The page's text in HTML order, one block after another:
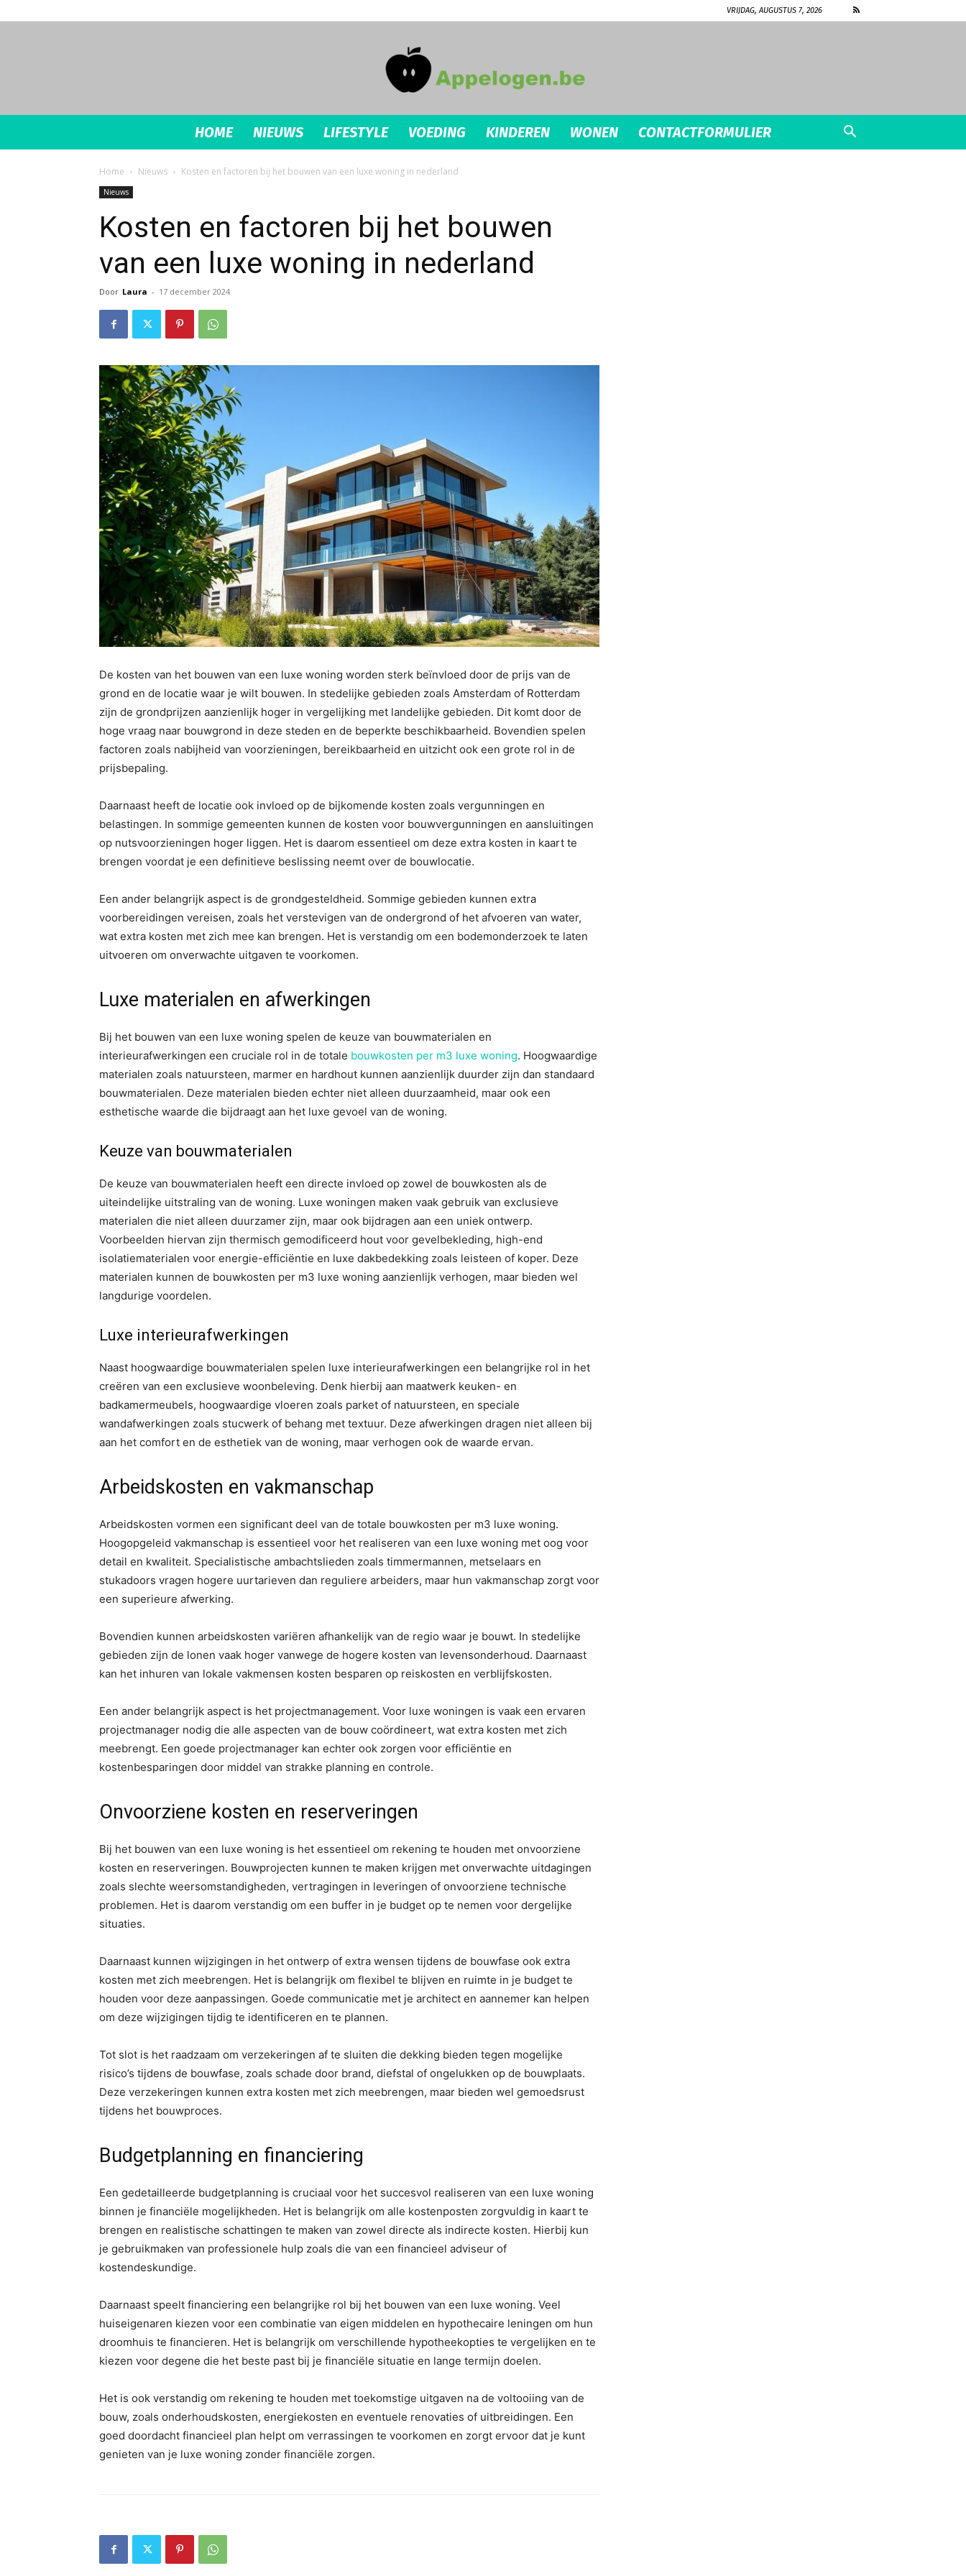
VRIJDAG, AUGUSTUS 7, 2026
appelogen.be
HOME NIEUWS LIFESTYLE VOEDING KINDEREN WONEN CONTACTFORMULIER
Home Nieuws Kosten en factoren bij het bouwen van een luxe woning in nederland
Nieuws
Kosten en factoren bij het bouwen
van een luxe woning in nederland
Door Laura - 17 december 2024
De kosten van het bouwen van een luxe woning worden sterk beïnvloed door de prijs van de
grond en de locatie waar je wilt bouwen. In stedelijke gebieden zoals Amsterdam of Rotterdam
zijn de grondprijzen aanzienlijk hoger in vergelijking met landelijke gebieden. Dit komt door de
hoge vraag naar bouwgrond in deze steden en de beperkte beschikbaarheid. Bovendien spelen
factoren zoals nabijheid van voorzieningen, bereikbaarheid en uitzicht ook een grote rol in de
prijsbepaling.
Daarnaast heeft de locatie ook invloed op de bijkomende kosten zoals vergunningen en
belastingen. In sommige gemeenten kunnen de kosten voor bouwvergunningen en aansluitingen
op nutsvoorzieningen hoger liggen. Het is daarom essentieel om deze extra kosten in kaart te
brengen voordat je een definitieve beslissing neemt over de bouwlocatie.
Een ander belangrijk aspect is de grondgesteldheid. Sommige gebieden kunnen extra
voorbereidingen vereisen, zoals het verstevigen van de ondergrond of het afvoeren van water,
wat extra kosten met zich mee kan brengen. Het is verstandig om een bodemonderzoek te laten
uitvoeren om onverwachte uitgaven te voorkomen.
Luxe materialen en afwerkingen
Bij het bouwen van een luxe woning spelen de keuze van bouwmaterialen en
interieurafwerkingen een cruciale rol in de totale bouwkosten per m3 luxe woning. Hoogwaardige
materialen zoals natuursteen, marmer en hardhout kunnen aanzienlijk duurder zijn dan standaard
bouwmaterialen. Deze materialen bieden echter niet alleen duurzaamheid, maar ook een
esthetische waarde die bijdraagt aan het luxe gevoel van de woning.
Keuze van bouwmaterialen
De keuze van bouwmaterialen heeft een directe invloed op zowel de bouwkosten als de
uiteindelijke uitstraling van de woning. Luxe woningen maken vaak gebruik van exclusieve
materialen die niet alleen duurzamer zijn, maar ook bijdragen aan een uniek ontwerp.
Voorbeelden hiervan zijn thermisch gemodificeerd hout voor gevelbekleding, high-end
isolatiematerialen voor energie-efficiëntie en luxe dakbedekking zoals leisteen of koper. Deze
materialen kunnen de bouwkosten per m3 luxe woning aanzienlijk verhogen, maar bieden wel
langdurige voordelen.
Luxe interieurafwerkingen
Naast hoogwaardige bouwmaterialen spelen luxe interieurafwerkingen een belangrijke rol in het
creëren van een exclusieve woonbeleving. Denk hierbij aan maatwerk keuken- en
badkamermeubels, hoogwaardige vloeren zoals parket of natuursteen, en speciale
wandafwerkingen zoals stucwerk of behang met textuur. Deze afwerkingen dragen niet alleen bij
aan het comfort en de esthetiek van de woning, maar verhogen ook de waarde ervan.
Arbeidskosten en vakmanschap
Arbeidskosten vormen een significant deel van de totale bouwkosten per m3 luxe woning.
Hoogopgeleid vakmanschap is essentieel voor het realiseren van een luxe woning met oog voor
detail en kwaliteit. Specialistische ambachtslieden zoals timmermannen, metselaars en
stukadoors vragen hogere uurtarieven dan reguliere arbeiders, maar hun vakmanschap zorgt voor
een superieure afwerking.
Bovendien kunnen arbeidskosten variëren afhankelijk van de regio waar je bouwt. In stedelijke
gebieden zijn de lonen vaak hoger vanwege de hogere kosten van levensonderhoud. Daarnaast
kan het inhuren van lokale vakmensen kosten besparen op reiskosten en verblijfskosten.
Een ander belangrijk aspect is het projectmanagement. Voor luxe woningen is vaak een ervaren
projectmanager nodig die alle aspecten van de bouw coördineert, wat extra kosten met zich
meebrengt. Een goede projectmanager kan echter ook zorgen voor efficiëntie en
kostenbesparingen door middel van strakke planning en controle.
Onvoorziene kosten en reserveringen
Bij het bouwen van een luxe woning is het essentieel om rekening te houden met onvoorziene
kosten en reserveringen. Bouwprojecten kunnen te maken krijgen met onverwachte uitdagingen
zoals slechte weersomstandigheden, vertragingen in leveringen of onvoorziene technische
problemen. Het is daarom verstandig om een buffer in je budget op te nemen voor dergelijke
situaties.
Daarnaast kunnen wijzigingen in het ontwerp of extra wensen tijdens de bouwfase ook extra
kosten met zich meebrengen. Het is belangrijk om flexibel te blijven en ruimte in je budget te
houden voor deze aanpassingen. Goede communicatie met je architect en aannemer kan helpen
om deze wijzigingen tijdig te identificeren en te plannen.
Tot slot is het raadzaam om verzekeringen af te sluiten die dekking bieden tegen mogelijke
risico’s tijdens de bouwfase, zoals schade door brand, diefstal of ongelukken op de bouwplaats.
Deze verzekeringen kunnen extra kosten met zich meebrengen, maar bieden wel gemoedsrust
tijdens het bouwproces.
Budgetplanning en financiering
Een gedetailleerde budgetplanning is cruciaal voor het succesvol realiseren van een luxe woning
binnen je financiële mogelijkheden. Het is belangrijk om alle kostenposten zorgvuldig in kaart te
brengen en realistische schattingen te maken van zowel directe als indirecte kosten. Hierbij kun
je gebruikmaken van professionele hulp zoals die van een financieel adviseur of
kostendeskundige.
Daarnaast speelt financiering een belangrijke rol bij het bouwen van een luxe woning. Veel
huiseigenaren kiezen voor een combinatie van eigen middelen en hypothecaire leningen om hun
droomhuis te financieren. Het is belangrijk om verschillende hypotheekopties te vergelijken en te
kiezen voor degene die het beste past bij je financiële situatie en lange termijn doelen.
Het is ook verstandig om rekening te houden met toekomstige uitgaven na de voltooiing van de
bouw, zoals onderhoudskosten, energiekosten en eventuele renovaties of uitbreidingen. Een
goed doordacht financieel plan helpt om verrassingen te voorkomen en zorgt ervoor dat je kunt
genieten van je luxe woning zonder financiële zorgen.